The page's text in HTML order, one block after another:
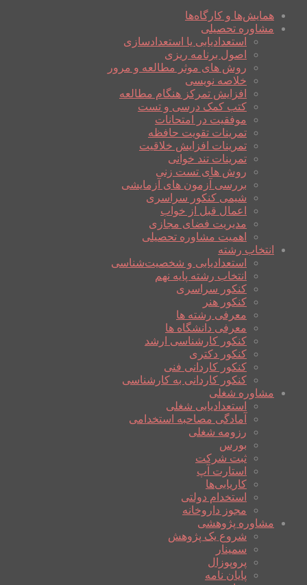
همایش‌ها و کارگاه‌ها
مشاوره تحصیلی
استعدادیابی یا استعدادسازی
اصول برنامه ریزی
روش های موثر مطالعه و مرور
خلاصه نویسی
افزایش تمرکز هنگام مطالعه
کتب کمک درسی و تست
موفقیت در امتحانات
تمرینات تقویت حافظه
تمرینات افزایش خلاقیت
تمرینات تند خوانی
روش های تست زنی
بررسی آزمون های آزمایشی
شیمی کنکور سراسری
اعمال قبل از خواب
مدیریت فضای مجازی
اهمیت مشاوره تحصیلی
انتخاب رشته
استعدادیابی و شخصیت‌شناسی
انتخاب رشته پایه نهم
کنکور سراسری
کنکور هنر
معرفی رشته ها
معرفی دانشگاه ها
کنکور کارشناسی ارشد
کنکور دکتری
کنکور کاردانی فنی
کنکور کاردانی به کارشناسی
مشاوره شغلی
استعدادیابی شغلی
آمادگی مصاحبه استخدامی
رزومه شغلی
بورس
ثبت شرکت
استارت آپ
کاریابی‌ها
استخدام دولتی
مجوز داروخانه
مشاوره پژوهشی
شروع یک پژوهش
سمینار
پروپوزال
پایان نامه